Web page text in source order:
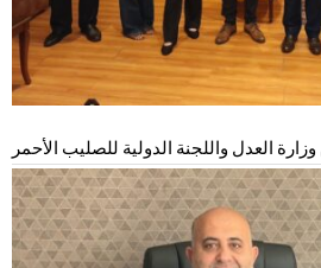
العدل واللجنة الدولية للصليب الأحمر